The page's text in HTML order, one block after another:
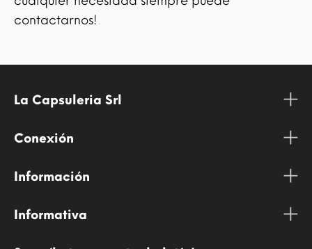
contactarnos!
La Capsuleria Srl
Conexión
Información
Informativa